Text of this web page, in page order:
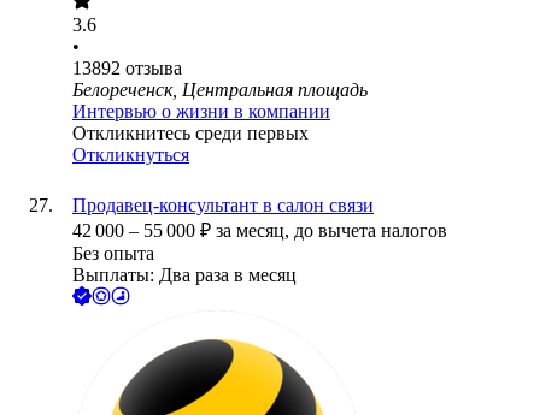
3.6
•
13892 отзыва
Белореченск, Центральная площадь
Интервью о жизни в компании
Откликнитесь среди первых
Откликнуться
Продавец-консультант в салон связи
42 000 – 55 000 ₽ за месяц, до вычета налогов
Без опыта
Выплаты: Два раза в месяц